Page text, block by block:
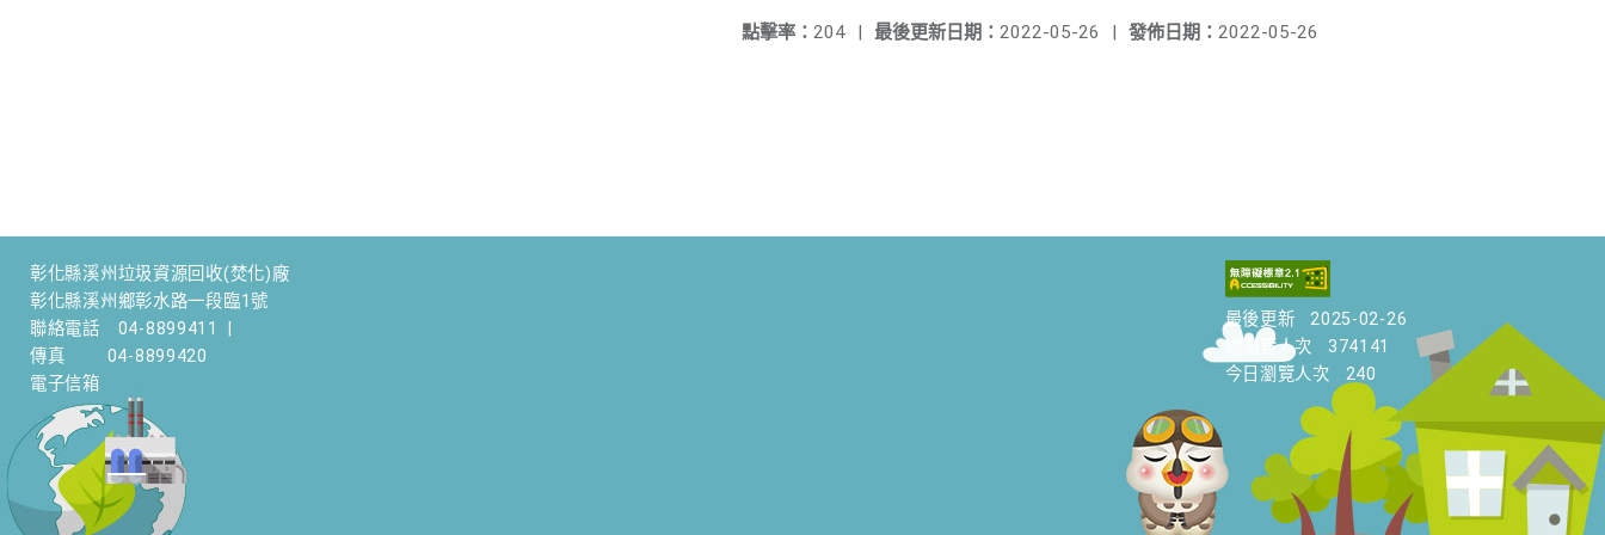
發佈日期： 2022-05-26
最後更新日期： 2022-05-26 |
點擊率： 204 |
彰化縣溪州垃圾資源回收(焚化)廠
彰化縣溪州鄉彰水路一段臨1號
聯絡電話
04-8899411
傳真
04-8899420
電子信箱
最後更新
2025-02-26
總瀏覽人次
374141
今日瀏覽人次
240